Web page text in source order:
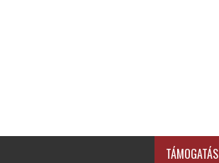
TÁMOGATÁS